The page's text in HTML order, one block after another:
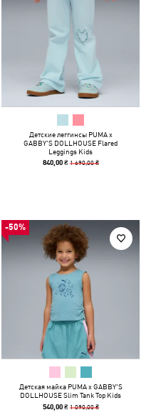
Детские леггинсы PUMA x
GABBY'S DOLLHOUSE Flared
Leggings Kids
840,00 ₴ 1 690,00 ₴
-50%
Детская майка PUMA x GABBY'S
DOLLHOUSE Slim Tank Top Kids
540,00 ₴ 1 090,00 ₴